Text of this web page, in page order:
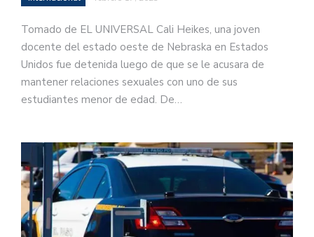
Tomado de EL UNIVERSAL Cali Heikes, una joven
docente del estado oeste de Nebraska en Estados
Unidos fue detenida luego de que se le acusara de
mantener relaciones sexuales con uno de sus
estudiantes menor de edad. De…